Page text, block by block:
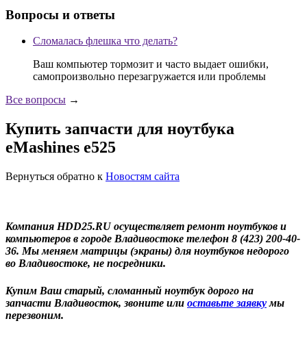
Вопросы и ответы
Сломалась флешка что делать?
Ваш компьютер тормозит и часто выдает ошибки,
самопроизвольно перезагружается или проблемы
Все вопросы →
Купить запчасти для ноутбука
eMashines e525
Вернуться обратно к Новостям сайта
Компания HDD25.RU осуществляет ремонт ноутбуков и
компьютеров в городе Владивостоке телефон 8 (423) 200-40-
36. Мы меняем матрицы (экраны) для ноутбуков недорого
во Владивостоке, не посредники.
Купим Ваш старый, сломанный ноутбук дорого на
запчасти Владивосток, звоните или оставьте заявкумы
перезвоним.